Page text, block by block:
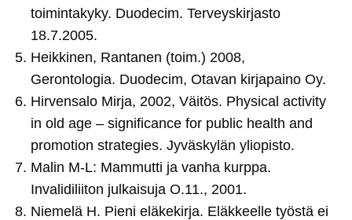
toimintakyky. Duodecim. Terveyskirjasto
18.7.2005.
Heikkinen, Rantanen (toim.) 2008,
Gerontologia. Duodecim, Otavan kirjapaino Oy.
Hirvensalo Mirja, 2002, Väitös. Physical activity
in old age – significance for public health and
promotion strategies. Jyväskylän yliopisto.
Malin M-L: Mammutti ja vanha kurppa.
Invalidiliiton julkaisuja O.11., 2001.
Niemelä H. Pieni eläkekirja. Eläkkeelle työstä ei